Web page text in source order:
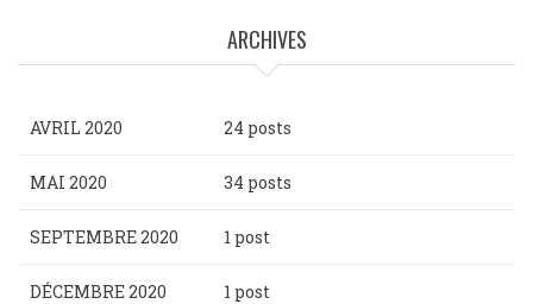
ARCHIVES
AVRIL 2020 24 posts
MAI 2020 34 posts
SEPTEMBRE 2020 1 post
DÉCEMBRE 2020 1 post